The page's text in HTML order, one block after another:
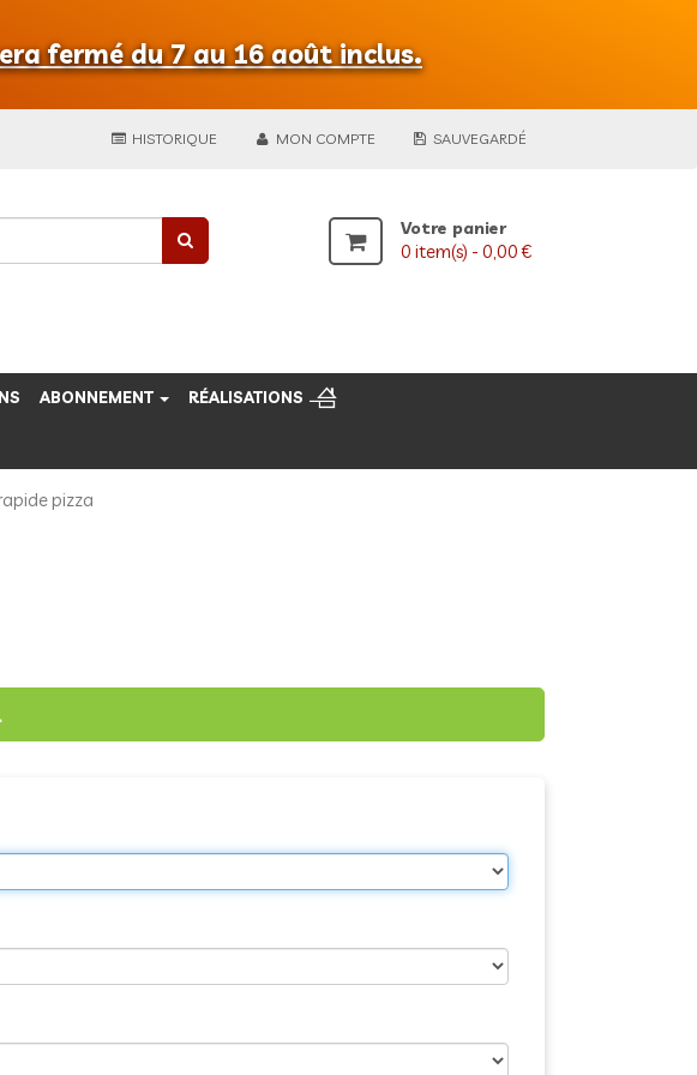
fermé du 7 au 16 août inclus.
HISTORIQUE MON COMPTE SAUVEGARDÉ
Votre panier
0 item(s) - 0,00 €
ABONNEMENT RÉALISATIONS
pizza